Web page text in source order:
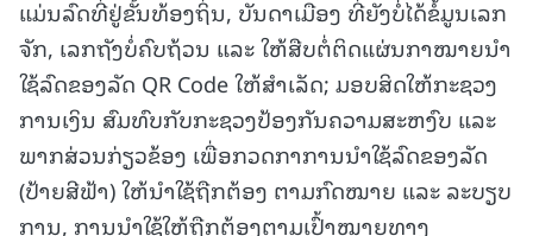
ແມ່ນລົດທີ່ຢູ່ຂັ້ນທ້ອງຖິ່ນ, ບັນດາເມືອງ ທີ່ຍັງບໍ່ໄດ້ຂໍ້ມູນເລກ
ຈັກ, ເລກຖັງບໍ່ຄົບຖ້ວນ ແລະ ໃຫ້ສືບຕໍ່ຕິດແຜ່ນກາໝາຍນໍາ
ໃຊ້ລົດຂອງລັດ QR Code ໃຫ້ສໍາເລັດ; ມອບສິດໃຫ້ກະຊວງ
ການເງິນ ສົມທົບກັບກະຊວງປ້ອງກັນຄວາມສະຫງົບ ແລະ
ພາກສ່ວນກ່ຽວຂ້ອງ ເພື່ອກວດກາການນໍາໃຊ້ລົດຂອງລັດ
(ປ້າຍສີຟ້າ) ໃຫ້ນໍາໃຊ້ຖືກຕ້ອງ ຕາມກົດໝາຍ ແລະ ລະບຽບ
ການ, ການນໍາໃຊ້ໃຫ້ຖືກຕ້ອງຕາມເປົ້າໝາຍທາງ